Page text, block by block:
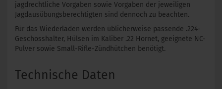
jagdrechtliche Vorgaben sowie Vorgaben der jeweiligen
Jagdausübungsberechtigten sind dennoch zu beachten.
Für das Wiederladen werden üblicherweise passende .224-
Geschosshalter, Hülsen im Kaliber .22 Hornet, geeignete NC-
Pulver sowie Small-Rifle-Zündhütchen benötigt.
Technische Daten